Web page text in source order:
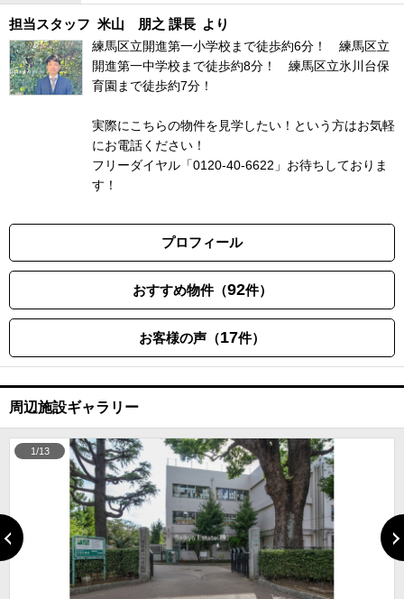
担当スタッフ 米山 朋之 課長 より
練馬区立開進第一小学校まで徒歩約6分！ 練馬区立
開進第一中学校まで徒歩約8分！ 練馬区立氷川台保
育園まで徒歩約7分！
実際にこちらの物件を見学したい！という方はお気軽
にお電話ください！
フリーダイヤル「0120-40-6622」お待ちしておりま
す！
プロフィール
おすすめ物件（92件）
お客様の声（17件）
周辺施設ギャラリー
1/13